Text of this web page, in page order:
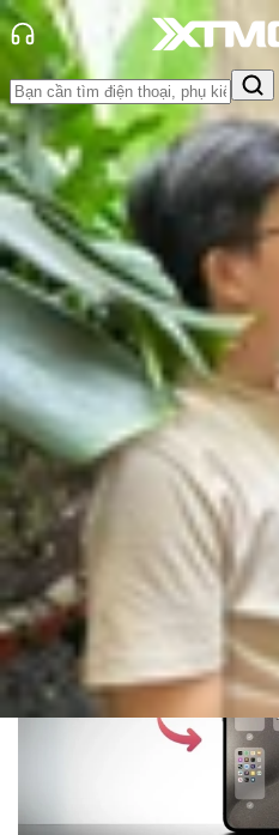
Trang chủ
Tin tức
Thủ thuật
Tin MớiĐánh Giá - Trên Tay
mãiThủ thuậtHỏi đápApp -
hàng - Sự kiện
23 Cài đặt giúp
khai thác tối đa
Vũ Hảo
Ngày đăng:
05/05/2025
Cập nhật:
28/05/2026
Theo dõi XTMobile trên